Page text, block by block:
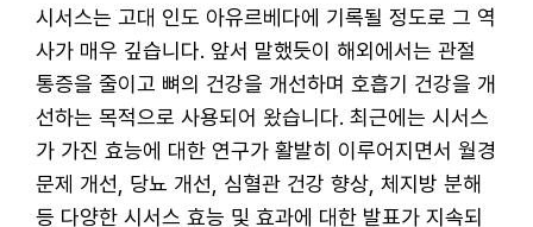
시서스는 고대 인도 아유르베다에 기록될 정도로 그 역
사가 매우 깊습니다. 앞서 말했듯이 해외에서는 관절
통증을 줄이고 뼈의 건강을 개선하며 호흡기 건강을 개
선하는 목적으로 사용되어 왔습니다. 최근에는 시서스
가 가진 효능에 대한 연구가 활발히 이루어지면서 월경
문제 개선, 당뇨 개선, 심혈관 건강 향상, 체지방 분해
등 다양한 시서스 효능 및 효과에 대한 발표가 지속되